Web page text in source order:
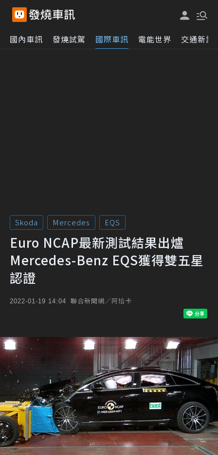
國內車訊 發燒試駕 國際車訊 電能世界 交通新訊
Skoda Mercedes EQS
Euro NCAP最新測試結果出爐
Mercedes-Benz EQS獲得雙五星
認證
2022-01-19 14:04 聯合新聞網／阿恰卡